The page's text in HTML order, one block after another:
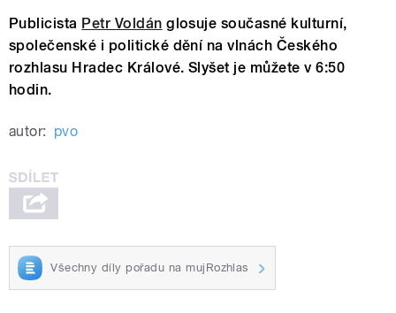
Publicista Petr Voldán glosuje současné kulturní,
společenské i politické dění na vlnách Českého
rozhlasu Hradec Králové. Slyšet je můžete v 6:50
hodin.
autor: pvo
Všechny díly pořadu na mujRozhlas